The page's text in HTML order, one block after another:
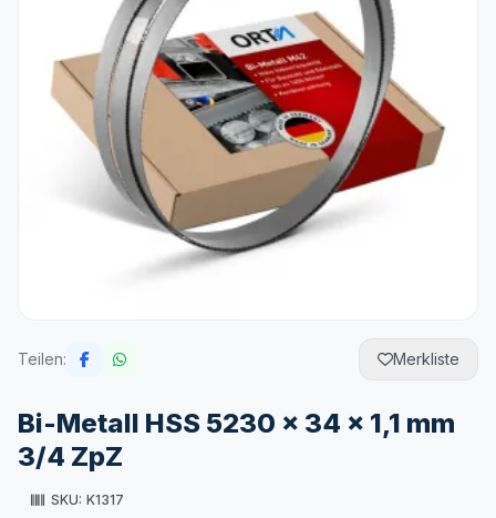
Teilen: Merkliste
Bi-Metall HSS 5230 x 34 x 1,1 mm
3/4 ZpZ
SKU: K1317